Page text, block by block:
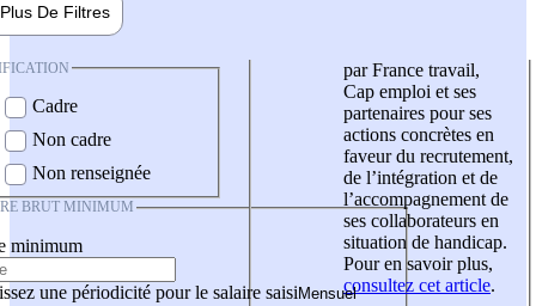
Plus De Filtres
Cadre
Non cadre
Non renseignée
BRUT MINIMUM
minimum
une périodicité pour le salaire saisi
par France travail,
Cap emploi et ses
partenaires pour ses
actions concrètes en
faveur du recrutement,
de l’intégration et de
l’accompagnement de
ses collaborateurs en
situation de handicap.
Pour en savoir plus,
consultez cet article.